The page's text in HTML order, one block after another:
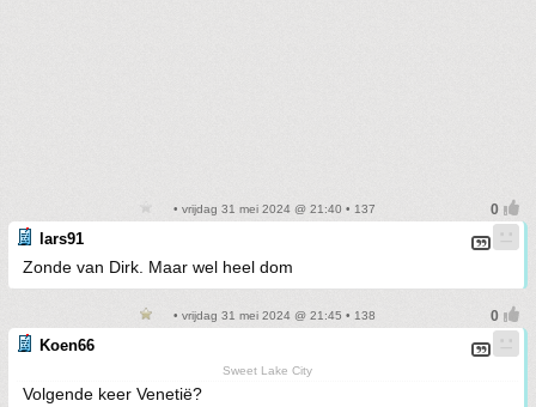
• vrijdag 31 mei 2024 @ 21:40 • 137
lars91
Zonde van Dirk. Maar wel heel dom
• vrijdag 31 mei 2024 @ 21:45 • 138
Koen66
Sweet Lake City
Volgende keer Venetië?